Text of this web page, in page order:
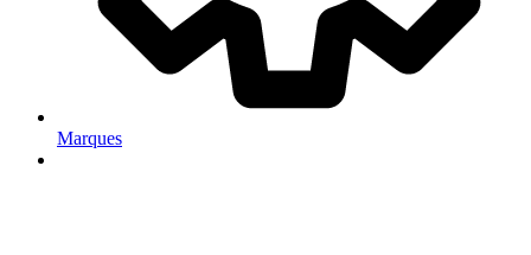
Marques